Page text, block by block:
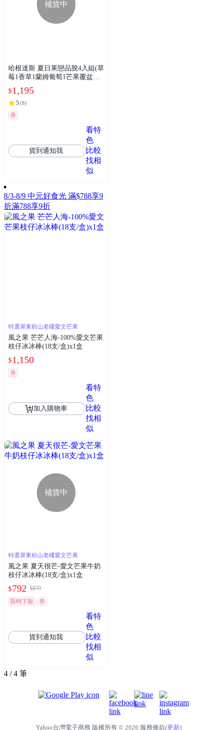
補貨中
哈根達斯 夏日果戀品脫4入組(草
莓1香草1蘭姆葡萄1芒果覆盆子
$1,195
5(8)
券
貨到通知我
看特
色
比較
找相
似
8/3-8/9 中元好食光 滿$788享9
折滿788享9折
特選屏東枋山老欉愛文芒果
風之果 芒芒人海-100%愛文芒果
枝仔冰冰棒(18支/盒)x1盒
$1,150
券
加入購物車
看特
色
比較
找相
似
補貨中
特選屏東枋山老欉愛文芒果
風之果 夏天很芒-愛文芒果牛奶
枝仔冰冰棒(18支/盒)x1盒
$792 $879
限時下殺
券
貨到通知我
看特
色
比較
找相
似
4 / 4 筆
Yahoo台灣電子商務 版權所有 © 2026 服務條款(更新)